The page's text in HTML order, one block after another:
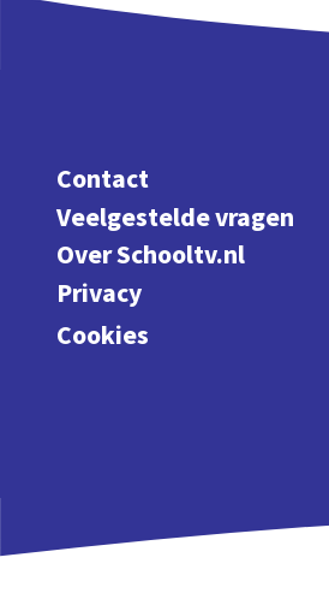
Contact
Veelgestelde vragen
Over Schooltv.nl
Privacy
Cookies